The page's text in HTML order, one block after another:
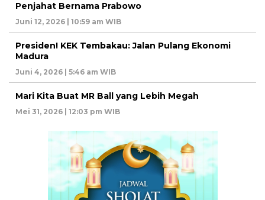
Penjahat Bernama Prabowo
Juni 12, 2026 | 10:59 am WIB
Presiden! KEK Tembakau: Jalan Pulang Ekonomi
Madura
Juni 4, 2026 | 5:46 am WIB
Mari Kita Buat MR Ball yang Lebih Megah
Mei 31, 2026 | 12:03 pm WIB